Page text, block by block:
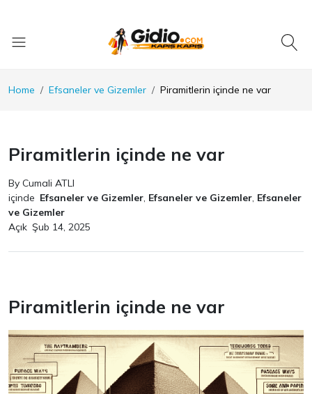
Home Efsaneler ve Gizemler Piramitlerin içinde ne var
Piramitlerin içinde ne var
By Cumali ATLI
içinde Efsaneler ve Gizemler, Efsaneler ve Gizemler, Efsaneler
ve Gizemler
Açık Şub 14, 2025
Piramitlerin içinde ne var